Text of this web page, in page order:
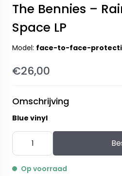
The Bennies –
Space LP
Model: face-to-face-
€26,00
Omschrijving
Blue vinyl
Op voorraad